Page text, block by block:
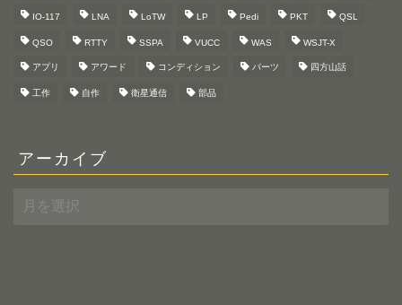
IO-117 LNA LoTW LP Pedi PKT QSL
QSO RTTY SSPA VUCC WAS WSJT-X
アプリ アワード コンディション パーツ 四方山話
工作 自作 衛星通信 部品
アーカイブ
ー